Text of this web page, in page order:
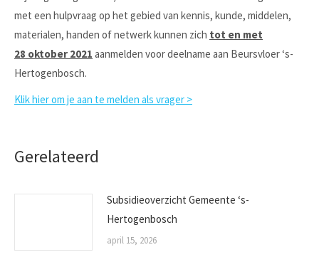
met een hulpvraag op het gebied van kennis, kunde, middelen,
materialen, handen of netwerk kunnen zich tot en met
28 oktober 2021 aanmelden voor deelname aan Beursvloer ‘s-
Hertogenbosch.
Klik hier om je aan te melden als vrager >
Gerelateerd
Subsidieoverzicht Gemeente ‘s-
Hertogenbosch
april 15, 2026